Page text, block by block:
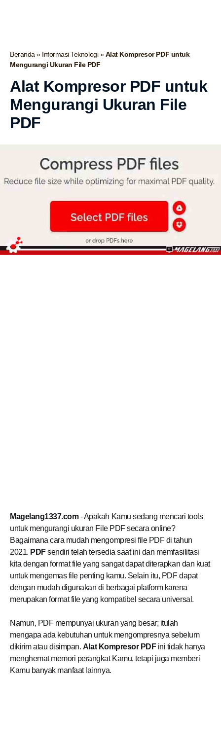
Beranda» Informasi Teknologi»Alat Kompresor PDF untuk
Mengurangi Ukuran File PDF
Alat Kompresor PDF untuk
Mengurangi Ukuran File
PDF
Magelang1337.com- Apakah Kamu sedang mencari tools
untuk mengurangi ukuran File PDF secara online?
Bagaimana cara mudah mengompresi file PDF di tahun
2021. PDFsendiri telah tersedia saat ini dan memfasilitasi
kita dengan format file yang sangat dapat diterapkan dan kuat
untuk mengemas file penting kamu. Selain itu, PDF dapat
dengan mudah digunakan di berbagai platform karena
merupakan format file yang kompatibel secara universal.
Namun, PDF mempunyai ukuran yang besar; itulah
mengapa ada kebutuhan untuk mengompresnya sebelum
dikirim atau disimpan. Alat Kompresor PDFini tidak hanya
menghemat memori perangkat Kamu, tetapi juga memberi
Kamu banyak manfaat lainnya.